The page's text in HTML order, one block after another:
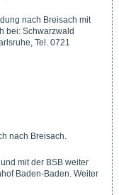
nach Breisach mit
bei: Schwarzwald
Tel. 0721
nach Breisach.
mit der BSB weiter
Baden-Baden. Weiter